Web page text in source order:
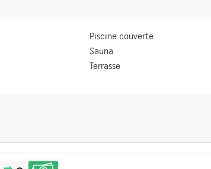
Piscine couverte
Sauna
Terrasse